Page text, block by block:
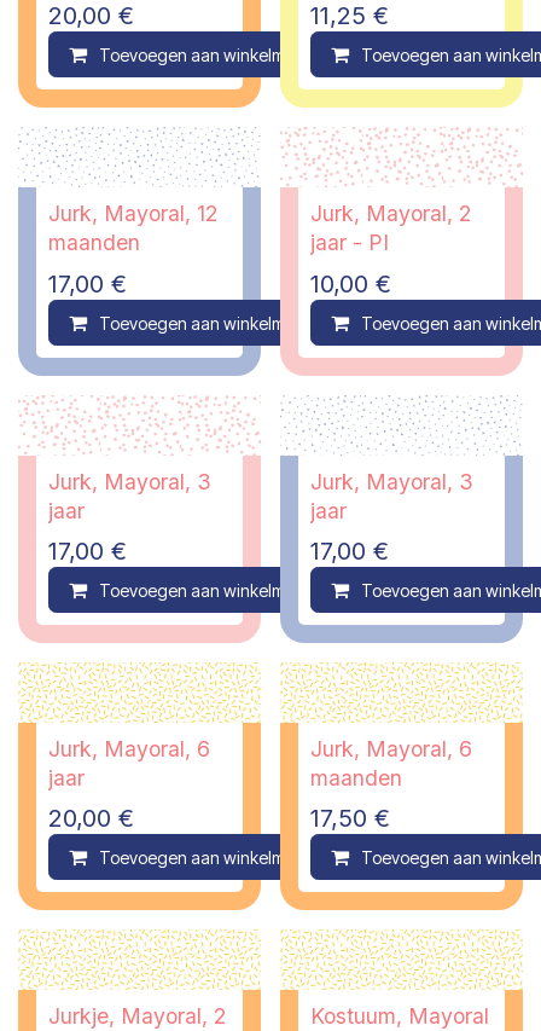
20,00 €
Toevoegen aan winkelmandje Compare
11,25 €
Toevoegen aan
Jurk, Mayoral, 12
maanden
17,00 €
Toevoegen aan winkelmandje Compare
Jurk, Mayoral, 2
jaar - PI
10,00 €
Toevoegen aan
Jurk, Mayoral, 3
jaar
17,00 €
Toevoegen aan winkelmandje Compare
Jurk, Mayoral, 3
jaar
17,00 €
Toevoegen aan
Jurk, Mayoral, 6
jaar
20,00 €
Toevoegen aan winkelmandje Compare
Jurk, Mayoral, 6
maanden
17,50 €
Toevoegen aan
Jurkje, Mayoral, 2
Kostuum, Mayoral